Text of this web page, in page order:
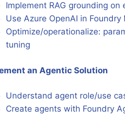
Implement RAG grounding on
Use Azure OpenAI in
Optimize/operationalize:
tuning
an Agentic Solution
Understand agent role/use
Create agents with Foundry